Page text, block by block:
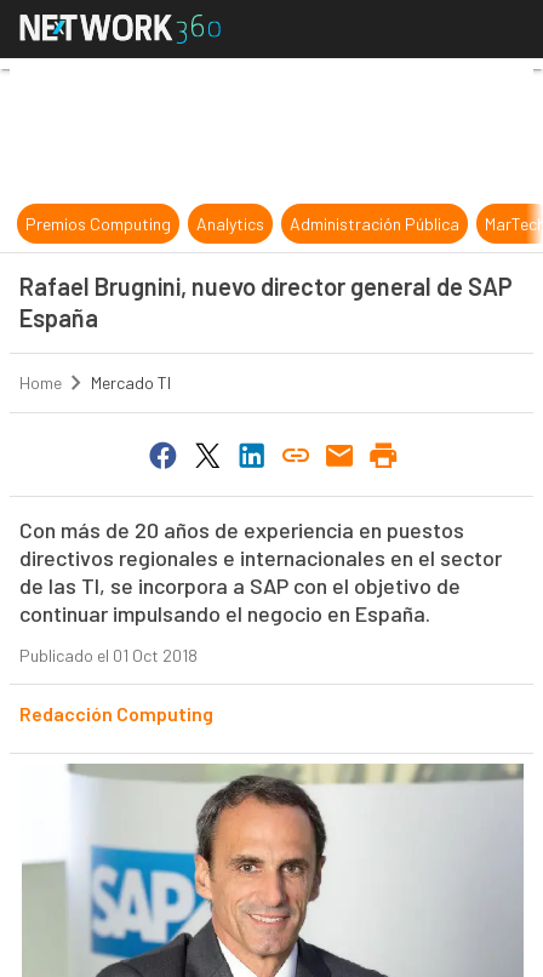
Rafael Brugnini, nuevo director
Premios Computing Analytics Administración Pública
Rafael Brugnini, nuevo director general de SAP
España
Home Mercado TI
Con más de 20 años de experiencia en puestos
directivos regionales e internacionales en el sector
de las TI, se incorpora a SAP con el objetivo de
continuar impulsando el negocio en España.
Publicado el 01 Oct 2018
Redacción Computing